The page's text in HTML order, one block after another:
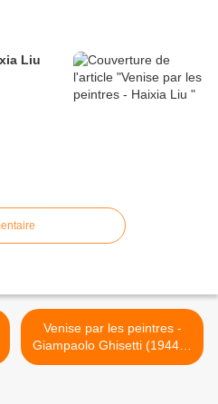
peintres - Haixia Liu
Venise par les peintres -
Giampaolo Ghisetti (1944) -
Venise >